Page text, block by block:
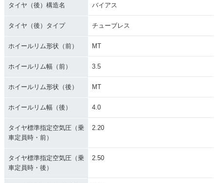
タイヤ（後）構造名 バイアス
タイヤ（後）タイプ チューブレス
ホイールリム形状（前） MT
ホイールリム幅（前） 3.5
ホイールリム形状（後） MT
ホイールリム幅（後） 4.0
タイヤ標準指定空気圧（乗
車定員時・前）
2.20
タイヤ標準指定空気圧（乗
車定員時・後）
2.50